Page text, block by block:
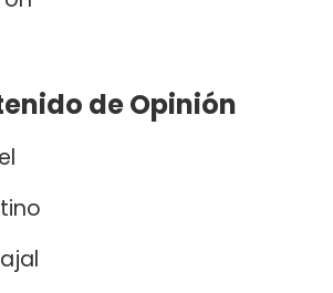
de Opinión